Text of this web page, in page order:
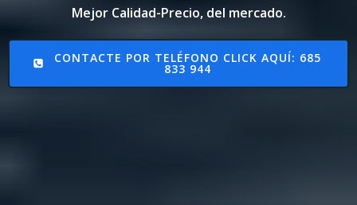
Mejor Calidad-Precio, del mercado.
CONTACTE POR TELÉFONO CLICK AQUÍ: 685
833 944